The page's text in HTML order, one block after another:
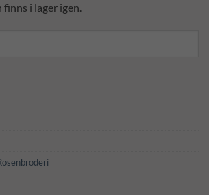
i lager igen.